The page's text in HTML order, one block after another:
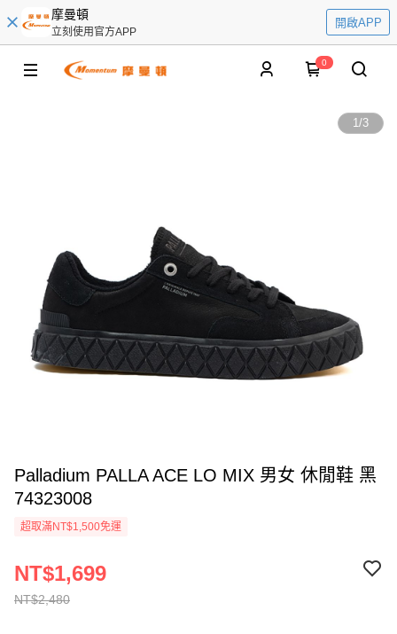
摩曼頓
立刻使用官方APP
開啟APP
0
1/3
Palladium PALLA ACE LO MIX 男女 休閒鞋 黑
74323008
超取滿NT$1,500免運
NT$2,480
NT$1,699